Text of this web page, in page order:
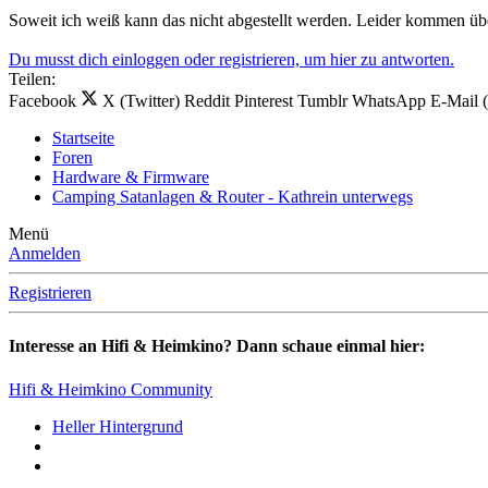
Soweit ich weiß kann das nicht abgestellt werden. Leider kommen
Du musst dich einloggen oder registrieren, um hier zu antworten.
Teilen:
Facebook
X (Twitter) Reddit Pinterest Tumblr WhatsApp E-Mail
Startseite
Foren
Hardware & Firmware
Camping Satanlagen & Router - Kathrein unterwegs
Menü
Anmelden
Registrieren
Interesse an Hifi & Heimkino? Dann schaue einmal hier:
Hifi & Heimkino Community
Heller Hintergrund